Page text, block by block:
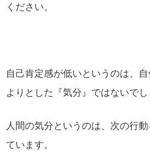
ください。
自己肯定感が低いというのは、
よりとした『気分』ではないでし
人間の気分というのは、次の行
ています。